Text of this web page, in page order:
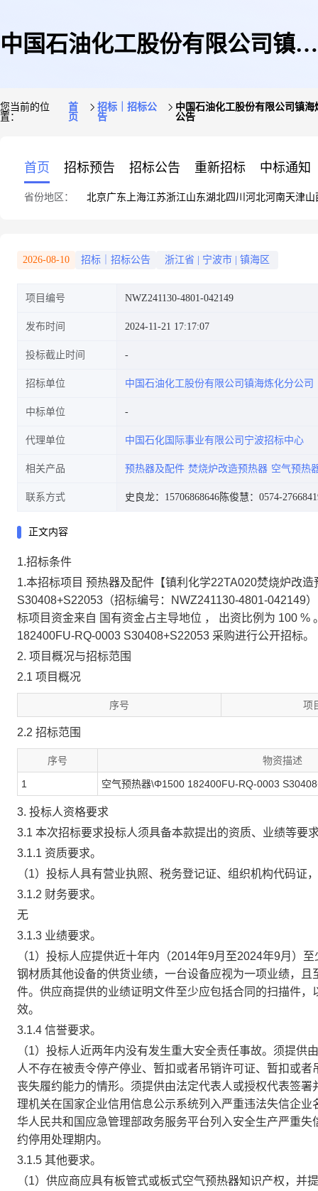
中国石油化工股份有限公司镇海
招标]空气预热器
\Φ1500182400FU-RQ-
您当前的位
置：
首
页
招标｜招标公
告
中国石油化工股份有限公司镇海
公告
首页 招标预告 招标公告 重新招标 中标通知
省份地区： 北京广东 上海江苏浙江山东湖北四川 河北河南天津山
2026-08-10 招标｜招标公告 浙江省 宁波市 镇海区
项目编号 NWZ241130-4801-042149
发布时间 2024-11-21 17:17:07
投标截止时间
招标单位 中国石油化工股份有限公司镇海炼化分公司
中标单位
代理单位 中国石化国际事业有限公司宁波招标中心
相关产品 预热器及配件 焚烧炉改造预热器 空气预热
联系方式 史良龙：15706868646陈俊慧：0574-
正文内容
1.招标条件
1.本招标项目 预热器及配件【镇利化学22TA020焚烧炉改
S30408+S22053（招标编号：NWZ241130-4801-042149
标项目资金来自 国有资金占主导地位 ， 出资比例为 100 %
182400FU-RQ-0003 S30408+S22053 采购进行公开招标。
2. 项目概况与招标范围
2.1 项目概况
序号 项
2.2 招标范围
序号 物资描述
1 空气预热器\Φ1500 182400FU-RQ-0003
3. 投标人资格要求
3.1 本次招标要求投标人须具备本款提出的资质、业绩等要
3.1.1 资质要求。
（1）投标人具有营业执照、税务登记证、组织机构代码证
3.1.2 财务要求。
无
3.1.3 业绩要求。
（1）投标人应提供近十年内（2014年9月至2024年9月）
钢材质其他设备的供货业绩，一台设备应视为一项业绩，
件。供应商提供的业绩证明文件至少应包括合同的扫描件
效。
3.1.4 信誉要求。
（1）投标人近两年内没有发生重大安全责任事故。须提
人不存在被责令停产停业、暂扣或者吊销许可证、暂扣或
丧失履约能力的情形。须提供由法定代表人或授权代表签署
理机关在国家企业信用信息公示系统列入严重违法失信企
华人民共和国应急管理部政务服务平台列入安全生产严重失
约停用处理期内。
3.1.5 其他要求。
（1）供应商应具有板管式或板式空气预热器知识产权，并